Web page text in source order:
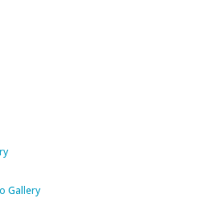
Gallery